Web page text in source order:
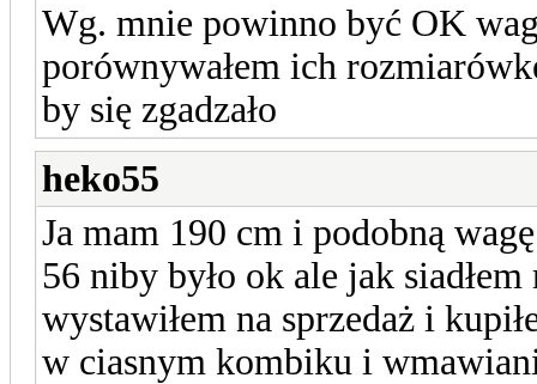
Wg. mnie powinno być OK
porównywałem ich
by się zgadzało
heko55
Ja mam 190 cm i podobną
56 niby było ok ale jak
wystawiłem na sprzedaż i
w ciasnym kombiku i